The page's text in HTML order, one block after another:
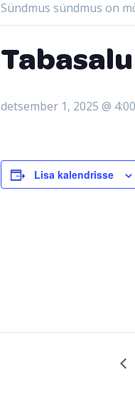
Sündmus sündmus on
detsember 1, 2025 @
Lisa kalendrisse